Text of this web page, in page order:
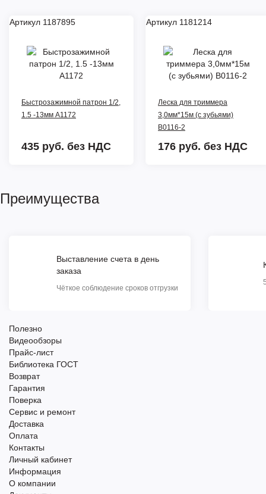
Артикул 1187895
Быстрозажимной патрон 1/2,
1.5 -13мм A1172
435 руб. без НДС
Артикул 1181214
Леска для триммера
3,0мм*15м (с зубьями)
B0116-2
176 руб. без НДС
Преимущества
Выставление счета в день
заказа
Чёткое соблюдение сроков отгрузки
Полезно
Видеообзоры
Прайс-лист
Библиотека ГОСТ
Возврат
Гарантия
Поверка
Сервис и ремонт
Доставка
Оплата
Контакты
Личный кабинет
Информация
О компании